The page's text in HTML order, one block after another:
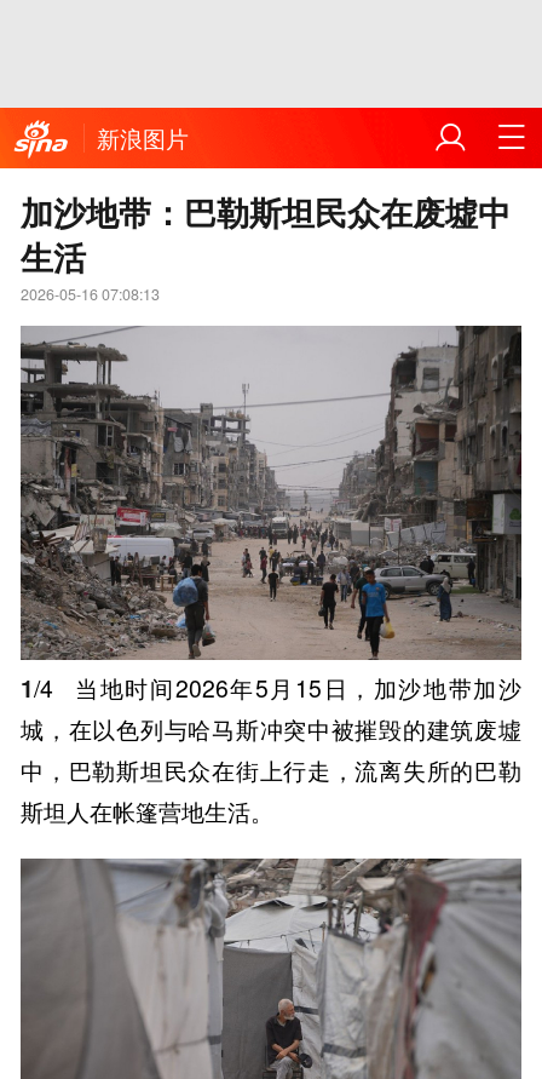
新浪图片
加沙地带：巴勒斯坦民众在废墟中
生活
2026-05-16 07:08:13
1/4
当地时间2026年5月15日，加沙地带加沙
城，在以色列与哈马斯冲突中被摧毁的建筑废墟
中，巴勒斯坦民众在街上行走，流离失所的巴勒
斯坦人在帐篷营地生活。